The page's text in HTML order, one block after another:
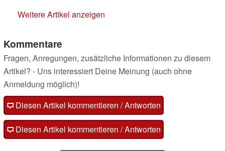
Weitere Artikel anzeigen
Kommentare
Fragen, Anregungen, zusätzliche Informationen zu diesem
Artikel? - Uns interessiert Deine Meinung (auch ohne
Anmeldung möglich)!
Diesen Artikel kommentieren / Antworten
Diesen Artikel kommentieren / Antworten